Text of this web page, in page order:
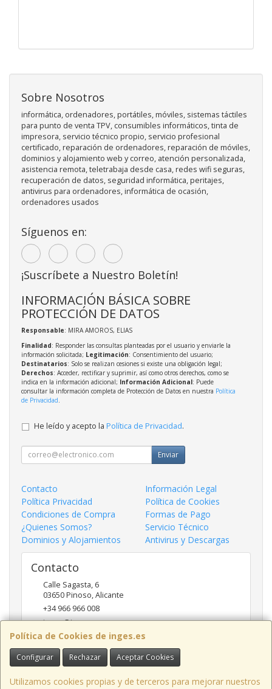
Política de Cookies de inges.es
Configurar Rechazar Aceptar Cookies
Utilizamos cookies propias y de terceros para mejorar nuestros
Sobre Nosotros
informática, ordenadores, portátiles, móviles, sistemas táctiles
para punto de venta TPV, consumibles informáticos, tinta de
impresora, servicio técnico propio, servicio profesional
certificado, reparación de ordenadores, reparación de móviles,
dominios y alojamiento web y correo, atención personalizada,
asistencia remota, teletrabaja desde casa, redes wifi seguras,
recuperación de datos, seguridad informática, peritajes,
antivirus para ordenadores, informática de ocasión,
ordenadores usados
Síguenos en:
¡Suscríbete a Nuestro Boletín!
INFORMACIÓN BÁSICA SOBRE
PROTECCIÓN DE DATOS
Responsable: MIRA AMOROS, ELIAS
Finalidad: Responder las consultas planteadas por el usuario y enviarle la
información solicitada; Legitimación: Consentimiento del usuario;
Destinatarios: Solo se realizan cesiones si existe una obligación legal;
Derechos: Acceder, rectificar y suprimir, así como otros derechos, como se
indica en la información adicional; Información Adicional: Puede
consultar la información completa de Protección de Datos en nuestra Política
de Privacidad
He leído y acepto la Política de Privacidad.
Enviar
Contacto
Información Legal
Política Privacidad
Política de Cookies
Condiciones de Compra
Formas de Pago
¿Quienes Somos?
Servicio Técnico
Dominios y Alojamientos
Antivirus y Descargas
Contacto
Calle Sagasta, 6
03650Pinoso,Alicante
+34 966 966 008
inges@inges.es
Horario
9:00h - 14:00h y 17:00h - 19:30h